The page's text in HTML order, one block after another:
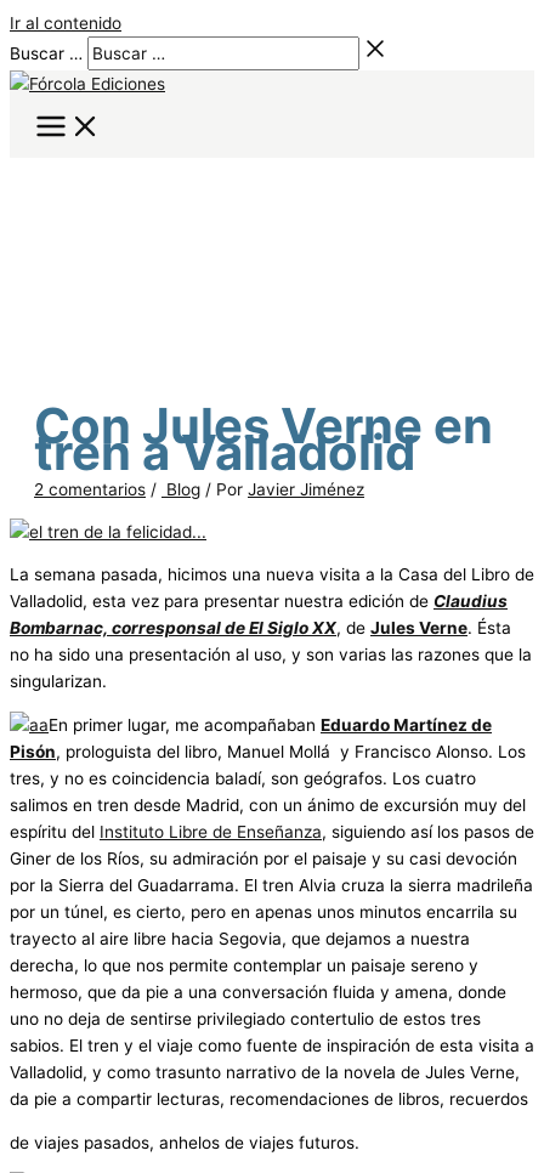
Ir al contenido
Buscar …
Con Jules Verne en
tren a Valladolid
2 comentarios / Blog / Por Javier Jiménez
La semana pasada, hicimos una nueva visita a la Casa del Libro de
Valladolid, esta vez para presentar nuestra edición de Claudius
Bombarnac, corresponsal de El Siglo XX, de Jules Verne. Ésta
no ha sido una presentación al uso, y son varias las razones que la
singularizan.
En primer lugar, me acompañaban Eduardo Martínez de
Pisón, prologuista del libro, Manuel Mollá y Francisco Alonso. Los
tres, y no es coincidencia baladí, son geógrafos. Los cuatro
salimos en tren desde Madrid, con un ánimo de excursión muy del
espíritu del Instituto Libre de Enseñanza, siguiendo así los pasos de
Giner de los Ríos, su admiración por el paisaje y su casi devoción
por la Sierra del Guadarrama. El tren Alvia cruza la sierra madrileña
por un túnel, es cierto, pero en apenas unos minutos encarrila su
trayecto al aire libre hacia Segovia, que dejamos a nuestra
derecha, lo que nos permite contemplar un paisaje sereno y
hermoso, que da pie a una conversación fluida y amena, donde
uno no deja de sentirse privilegiado contertulio de estos tres
sabios. El tren y el viaje como fuente de inspiración de esta visita a
Valladolid, y como trasunto narrativo de la novela de Jules Verne,
da pie a compartir lecturas, recomendaciones de libros, recuerdos
de viajes pasados, anhelos de viajes futuros.